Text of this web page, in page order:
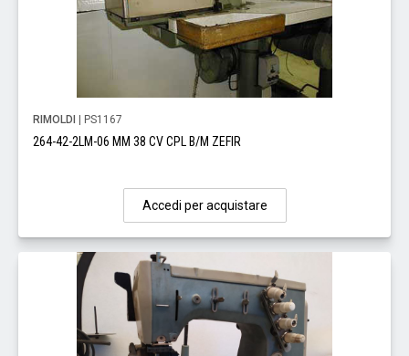
RIMOLDI | PS1167
264-42-2LM-06 MM 38 CV CPL B/M ZEFIR
Accedi per acquistare